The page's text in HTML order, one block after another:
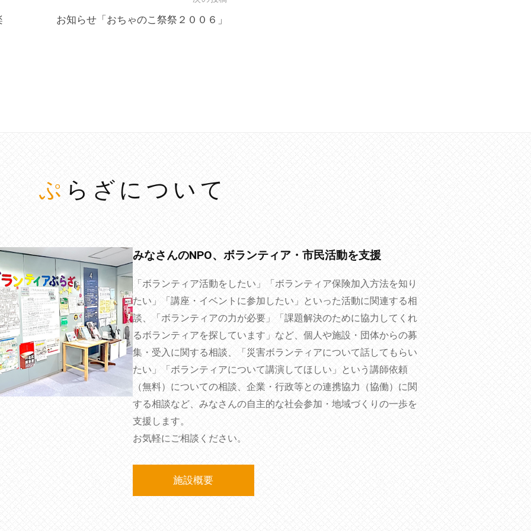
お知らせ「おちゃのこ祭祭２００６」
ぷらざについて
みなさんのNPO、ボランティア・市民活動を支援
「ボランティア活動をしたい」「ボランティア保険加入方法を知り
たい」「講座・イベントに参加したい」といった活動に関連する相
談、「ボランティアの力が必要」「課題解決のために協力してくれ
るボランティアを探しています」など、個人や施設・団体からの募
集・受入に関する相談、「災害ボランティアについて話してもらい
たい」「ボランティアについて講演してほしい」という講師依頼
（無料）についての相談、企業・行政等との連携協力（協働）に関
する相談など、みなさんの自主的な社会参加・地域づくりの一歩を
支援します。
お気軽にご相談ください。
施設概要